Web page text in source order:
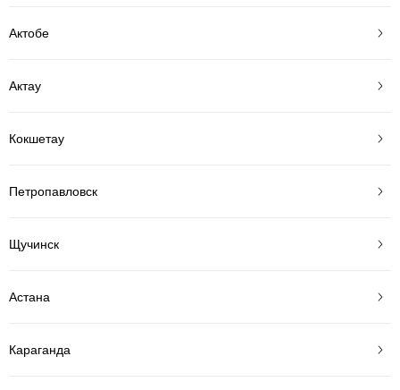
Актобе
Актау
Кокшетау
Петропавловск
Щучинск
Астана
Караганда